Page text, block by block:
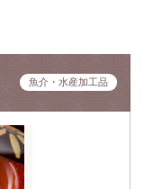
魚介・水産加工品